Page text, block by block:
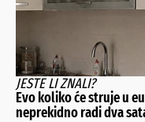
JESTE LI ZNALI?
Evo koliko će struje u
neprekidno radi dva